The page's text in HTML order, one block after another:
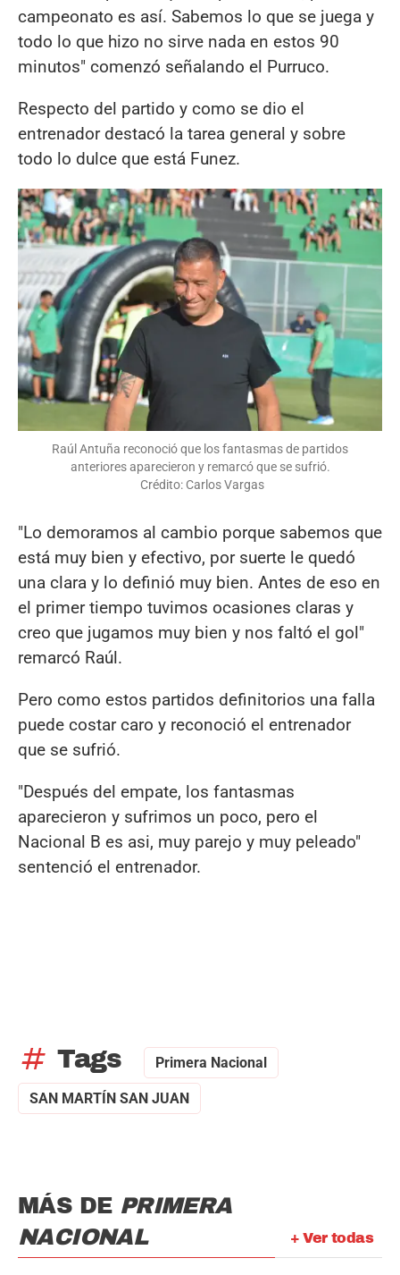
campeonato es así. Sabemos lo que se juega y
todo lo que hizo no sirve nada en estos 90
minutos" comenzó señalando el Purruco.
Respecto del partido y como se dio el
entrenador destacó la tarea general y sobre
todo lo dulce que está Funez.
Raúl Antuña reconoció que los fantasmas de partidos
anteriores aparecieron y remarcó que se sufrió.
Crédito: Carlos Vargas
"Lo demoramos al cambio porque sabemos que
está muy bien y efectivo, por suerte le quedó
una clara y lo definió muy bien. Antes de eso en
el primer tiempo tuvimos ocasiones claras y
creo que jugamos muy bien y nos faltó el gol"
remarcó Raúl.
Pero como estos partidos definitorios una falla
puede costar caro y reconoció el entrenador
que se sufrió.
"Después del empate, los fantasmas
aparecieron y sufrimos un poco, pero el
Nacional B es asi, muy parejo y muy peleado"
sentenció el entrenador.
tag Tags Primera Nacional
SAN MARTÍN SAN JUAN
+ Ver todas
MÁS DE PRIMERA
NACIONAL